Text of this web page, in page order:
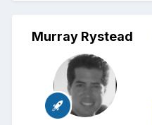
Murray Rystead